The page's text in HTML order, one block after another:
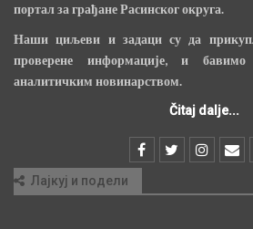
портал за грађане Расинског округа.
Наши циљеви и задаци су да
проверене информације, и
аналитичким новинарством.
Čitaj dalje...
Лајкуј и подели